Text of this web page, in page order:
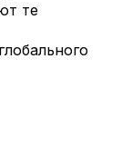
те